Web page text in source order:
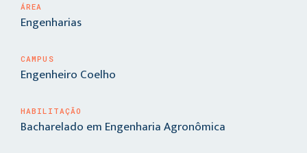
ÁREA
Engenharias
CAMPUS
Engenheiro Coelho
HABILITAÇÃO
Bacharelado em Engenharia Agronômica